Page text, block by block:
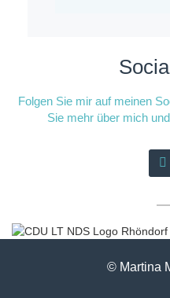
Folgen Sie mir auf meinen
Sie mehr über mich
© Martina